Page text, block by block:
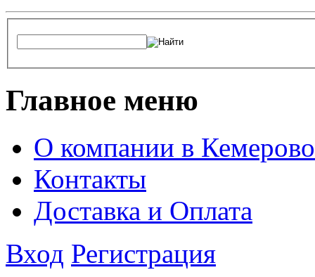
Главное меню
О компании в Кемерово
Контакты
Доставка и Оплата
Вход Регистрация